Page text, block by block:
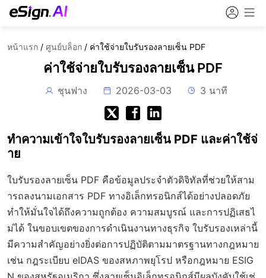
หน้าแรก / ศูนย์บล็อก / ค่าใช้จ่ายใบรับรองลายเซ็น PDF
ค่าใช้จ่ายใบรับรองลายเซ็น PDF
ชุนฟาง 2026-03-03 3 นาที
ทำความเข้าใจใบรับรองลายเซ็น PDF และค่าใช้จ่
าย
ใบรับรองลายเซ็น PDF คือข้อมูลประจำตัวดิจิทัลที่ช่วยให้สาม
ารถลงนามเอกสาร PDF ทางอิเล็กทรอนิกส์ได้อย่างปลอดภัย
ทำให้มั่นใจได้ถึงความถูกต้อง ความสมบูรณ์ และการปฏิเสธไ
ม่ได้ ในขอบเขตของการดำเนินงานทางธุรกิจ ใบรับรองเหล่านี้
มีความสำคัญอย่างยิ่งต่อการปฏิบัติตามมาตรฐานทางกฎหมาย
เช่น กฎระเบียบ eIDAS ของสหภาพยุโรป หรือกฎหมาย ESIG